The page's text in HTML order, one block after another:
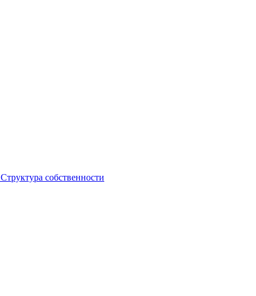
Структура собственности